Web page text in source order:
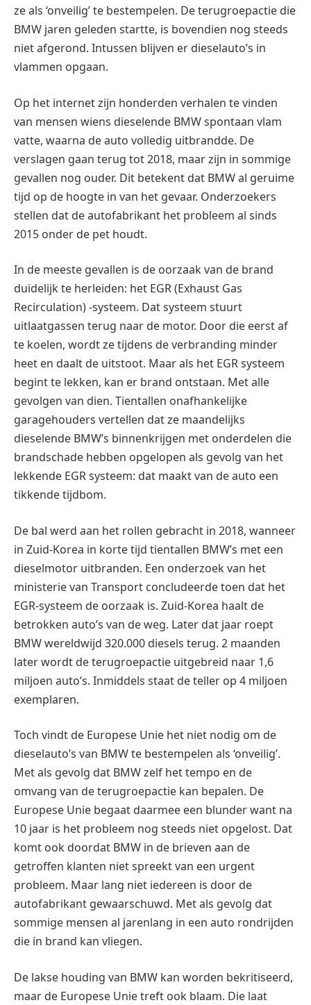
ze als ‘onveilig’ te bestempelen. De terugroepactie die
BMW jaren geleden startte, is bovendien nog steeds
niet afgerond. Intussen blijven er dieselauto’s in
vlammen opgaan.
Op het internet zijn honderden verhalen te vinden
van mensen wiens dieselende BMW spontaan vlam
vatte, waarna de auto volledig uitbrandde. De
verslagen gaan terug tot 2018, maar zijn in sommige
gevallen nog ouder. Dit betekent dat BMW al geruime
tijd op de hoogte in van het gevaar. Onderzoekers
stellen dat de autofabrikant het probleem al sinds
2015 onder de pet houdt.
In de meeste gevallen is de oorzaak van de brand
duidelijk te herleiden: het EGR (Exhaust Gas
Recirculation) -systeem. Dat systeem stuurt
uitlaatgassen terug naar de motor. Door die eerst af
te koelen, wordt ze tijdens de verbranding minder
heet en daalt de uitstoot. Maar als het EGR systeem
begint te lekken, kan er brand ontstaan. Met alle
gevolgen van dien. Tientallen onafhankelijke
garagehouders vertellen dat ze maandelijks
dieselende BMW’s binnenkrijgen met onderdelen die
brandschade hebben opgelopen als gevolg van het
lekkende EGR systeem: dat maakt van de auto een
tikkende tijdbom.
De bal werd aan het rollen gebracht in 2018, wanneer
in Zuid-Korea in korte tijd tientallen BMW’s met een
dieselmotor uitbranden. Een onderzoek van het
ministerie van Transport concludeerde toen dat het
EGR-systeem de oorzaak is. Zuid-Korea haalt de
betrokken auto’s van de weg. Later dat jaar roept
BMW wereldwijd 320.000 diesels terug. 2 maanden
later wordt de terugroepactie uitgebreid naar 1,6
miljoen auto’s. Inmiddels staat de teller op 4 miljoen
exemplaren.
Toch vindt de Europese Unie het niet nodig om de
dieselauto’s van BMW te bestempelen als ‘onveilig’.
Met als gevolg dat BMW zelf het tempo en de
omvang van de terugroepactie kan bepalen. De
Europese Unie begaat daarmee een blunder want na
10 jaar is het probleem nog steeds niet opgelost. Dat
komt ook doordat BMW in de brieven aan de
getroffen klanten niet spreekt van een urgent
probleem. Maar lang niet iedereen is door de
autofabrikant gewaarschuwd. Met als gevolg dat
sommige mensen al jarenlang in een auto rondrijden
die in brand kan vliegen.
De lakse houding van BMW kan worden bekritiseerd,
maar de Europese Unie treft ook blaam. Die laat